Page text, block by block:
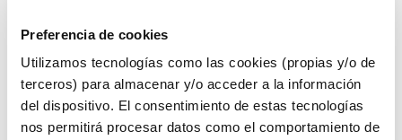
Preferencia de cookies
Utilizamos tecnologías como las cookies (propias y/o de
terceros) para almacenar y/o acceder a la información
del dispositivo. El consentimiento de estas tecnologías
nos permitirá procesar datos como el comportamiento de
Click&Collect - Recogida gratis
en nuestras tiendas
Envío a domicilio:
5 días hábiles